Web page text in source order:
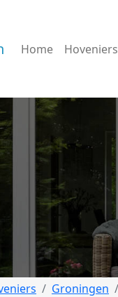
Home Hoveniers
Groningen